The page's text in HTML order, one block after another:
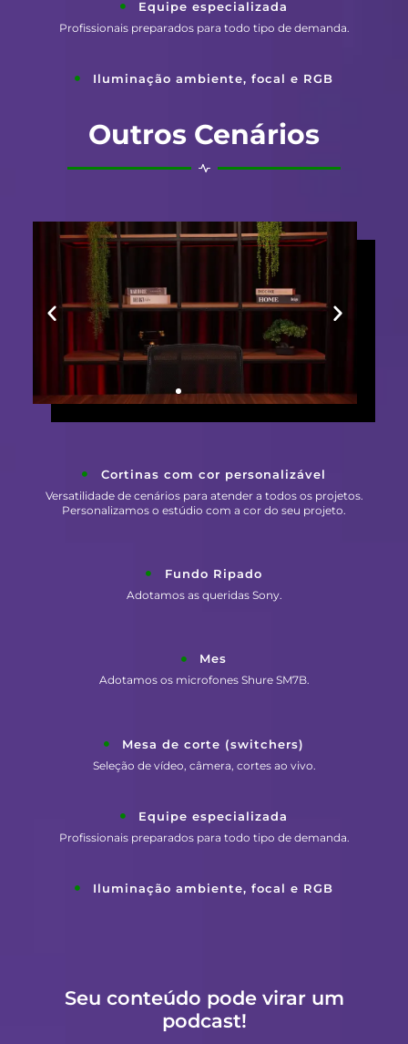
Equipe especializada
Profissionais preparados para todo tipo de demanda.
Iluminação ambiente, focal e RGB
Outros Cenários
Cortinas com cor personalizável
Versatilidade de cenários para atender a todos os projetos.
Personalizamos o estúdio com a cor do seu projeto.
Fundo Ripado
Adotamos as queridas Sony.
Mes
Adotamos os microfones Shure SM7B.
Mesa de corte (switchers)
Seleção de vídeo, câmera, cortes ao vivo.
Equipe especializada
Profissionais preparados para todo tipo de demanda.
Iluminação ambiente, focal e RGB
Seu conteúdo pode virar um
podcast!